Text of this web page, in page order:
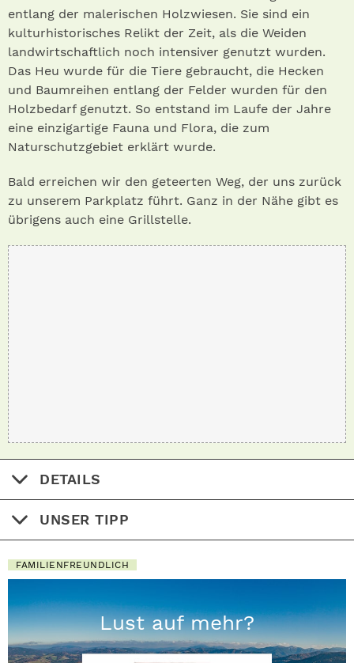
entlang der malerischen Holzwiesen. Sie sind ein
kulturhistorisches Relikt der Zeit, als die Weiden
landwirtschaftlich noch intensiver genutzt wurden.
Das Heu wurde für die Tiere gebraucht, die Hecken
und Baumreihen entlang der Felder wurden für den
Holzbedarf genutzt. So entstand im Laufe der Jahre
eine einzigartige Fauna und Flora, die zum
Naturschutzgebiet erklärt wurde.
Bald erreichen wir den geteerten Weg, der uns zurück
zu unserem Parkplatz führt. Ganz in der Nähe gibt es
übrigens auch eine Grillstelle.
DETAILS
UNSER TIPP
FAMILIENFREUNDLICH
Lust auf mehr?